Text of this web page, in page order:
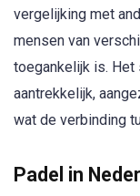
vergelijking met
mensen van
toegankelijk is. Het
aantrekkelijk,
wat de verbinding
Padel in